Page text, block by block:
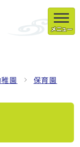
メニュー
園 保育園